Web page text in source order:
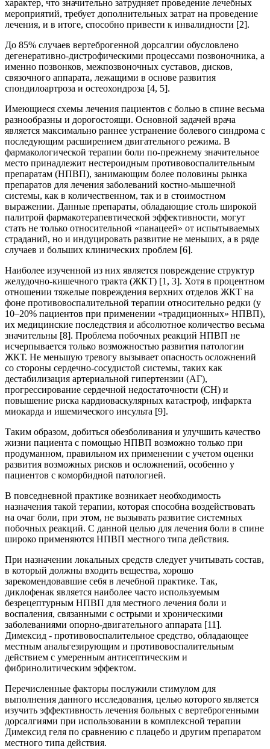
характер, что значительно затрудняет проведение лечебных
мероприятий, требует дополнительных затрат на проведение
лечения, и в итоге, способно привести к инвалидности [2].
До 85% случаев вертеброгенной дорсалгии обусловлено
дегенеративно-дистрофическими процессами позвоночника, а
именно позвонков, межпозвоночных суставов, дисков,
связочного аппарата, лежащими в основе развития
спондилоартроза и остеохондроза [4, 5].
Имеющиеся схемы лечения пациентов с болью в спине весьма
разнообразны и дорогостоящи. Основной задачей врача
является максимально раннее устранение болевого синдрома с
последующим расширением двигательного режима. В
фармакологической терапии боли по-прежнему значительное
место принадлежит нестероидным противовоспалительным
препаратам (НПВП), занимающим более половины рынка
препаратов для лечения заболеваний костно-мышечной
системы, как в количественном, так и в стоимостном
выражении. Данные препараты, обладающие столь широкой
палитрой фармакотерапевтической эффективности, могут
стать не только относительной «панацеей» от испытываемых
страданий, но и индуцировать развитие не меньших, а в ряде
случаев и больших клинических проблем [6].
Наиболее изученной из них является повреждение структур
желудочно-кишечного тракта (ЖКТ) [1, 3]. Хотя в процентном
отношении тяжелые повреждения верхних отделов ЖКТ на
фоне противовоспалительной терапии относительно редки (у
10–20% пациентов при применении «традиционных» НПВП),
их медицинские последствия и абсолютное количество весьма
значительны [8]. Проблема побочных реакций НПВП не
исчерпывается только возможностью развития патологии
ЖКТ. Не меньшую тревогу вызывает опасность осложнений
со стороны сердечно-сосудистой системы, таких как
дестабилизация артериальной гипертензии (АГ),
прогрессирование сердечной недостаточности (СН) и
повышение риска кардиоваскулярных катастроф, инфаркта
миокарда и ишемического инсульта [9].
Таким образом, добиться обезболивания и улучшить качество
жизни пациента с помощью НПВП возможно только при
продуманном, правильном их применении с учетом оценки
развития возможных рисков и осложнений, особенно у
пациентов с коморбидной патологией.
В повседневной практике возникает необходимость
назначения такой терапии, которая способна воздействовать
на очаг боли, при этом, не вызывать развитие системных
побочных реакций. С данной целью для лечения боли в спине
широко применяются НПВП местного типа действия.
При назначении локальных средств следует учитывать состав,
в который должны входить вещества, хорошо
зарекомендовавшие себя в лечебной практике. Так,
диклофенак является наиболее часто используемым
безрецептурным НПВП для местного лечения боли и
воспаления, связанными с острыми и хроническими
заболеваниями опорно-двигательного аппарата [11].
Димексид - противовоспалительное средство, обладающее
местным анальгезирующим и противовоспалительным
действием c умеренным антисептическим и
фибринолитическим эффектом.
Перечисленные факторы послужили стимулом для
выполнения данного исследования, целью которого является
изучить эффективность лечения больных с вертеброгенными
дорсалгиями при использовании в комплексной терапии
Димексид геля по сравнению с плацебо и другим препаратом
местного типа действия.